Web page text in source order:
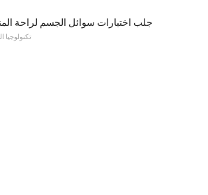
جلب اختبارات سوائل الجسم لراحة
تكنولوجيا